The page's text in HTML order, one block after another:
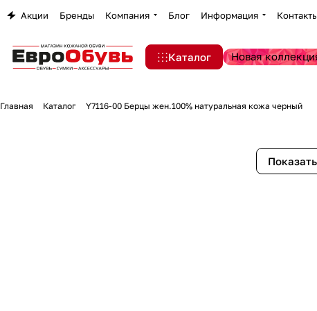
Акции Бренды Компания Блог Информация
Каталог Новая
Главная Каталог Y7116-00 Берцы жен.100% натуральная кожа черный